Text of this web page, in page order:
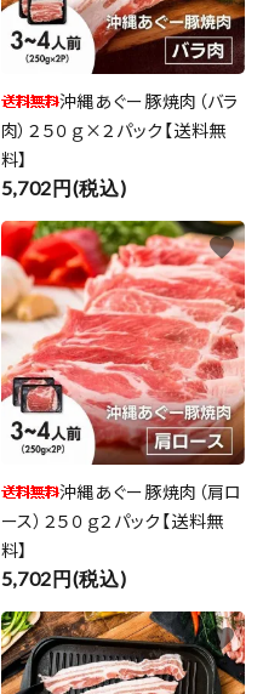
沖縄あぐー豚焼肉（バラ
肉）２５０ｇ×２パック【送料無
料】
5,702円(税込)
沖縄あぐー豚焼肉（肩ロ
ース）２５０ｇ２パック【送料無
料】
5,702円(税込)
favorite
favorite